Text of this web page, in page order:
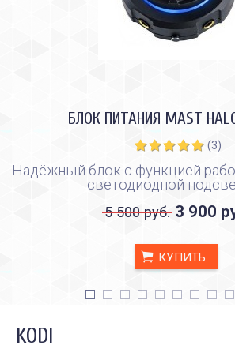
БЛОК ПИТАНИЯ MAST
(3)
Надёжный блок с функцией
светодиодной
5 500 руб. 3 900
КУПИТЬ
KODI